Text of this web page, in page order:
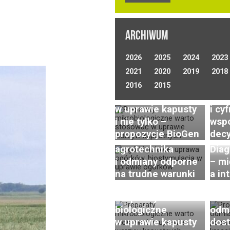
ARCHIWUM
2026 2025 2024
2023
2021
2020 2019
2018
2016
2015
Preparaty
w uprawie kapusty
i nie tylko –
propozycje BioGen
w
i
Uprawa ogórków
gruntowych
(polowych) –
wyzwania,
nowoczesna
agrotechnika
i odmiany odporne
na trudne warunki
–
a
biologiczne
w uprawie kapusty
w